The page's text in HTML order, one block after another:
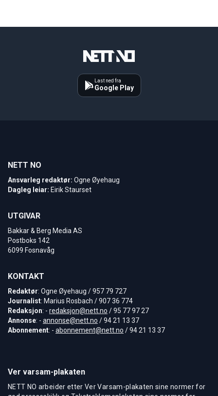
Last ned fra
Google Play
NETT NO
Ansvarleg redaktør: Ogne Øyehaug
Dagleg leiar: Eirik Staurset
UTGIVAR
Bakkar & Berg Media AS
Postboks 142
6099 Fosnavåg
KONTAKT
Redaktør: Ogne Øyehaug / 957 79 727
Journalist: Marius Rosbach / 907 36 774
Redaksjon: - redaksjon@nett.no / 95 77 97 27
Annonse: - annonse@nett.no / 94 21 13 37
Abonnement: - abonnement@nett.no / 94 21 13 37
Ver varsam-plakaten
NETT NO arbeider etter Ver Varsam-plakaten sine normer for